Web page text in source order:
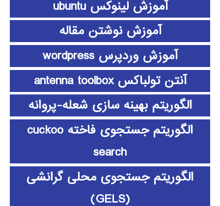
آموزش لینوکس ubuntu
آموزش نوشتن مقاله
آموزش وردپرس wordpress
آنتن تولباکس antenna toolbox
الگوریتم بهینه سازی شعله-پروانه
الگوریتم جستجوی فاخته cuckoo
search
الگوریتم جستجوی محلی گرانشی
(GELS)